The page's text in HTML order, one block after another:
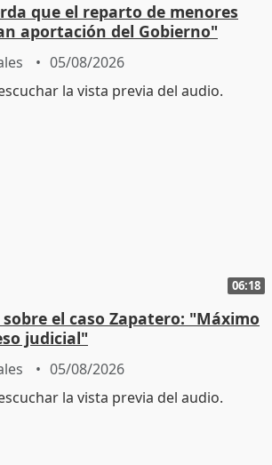
que el reparto de menores
aportación del Gobierno"
05/08/2026
06:18
el caso Zapatero: "Máximo
judicial"
05/08/2026